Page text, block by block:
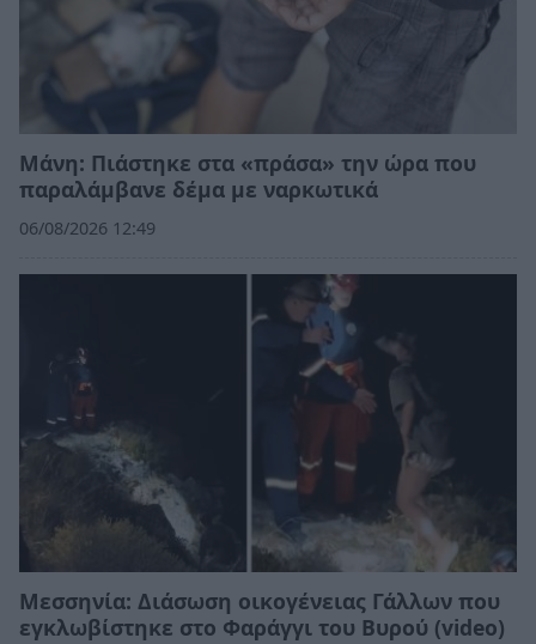
Μάνη: Πιάστηκε στα «πράσα» την ώρα που
παραλάμβανε δέμα με ναρκωτικά
06/08/2026 12:49
Μεσσηνία: Διάσωση οικογένειας Γάλλων που
εγκλωβίστηκε στο Φαράγγι του Βυρού (video)